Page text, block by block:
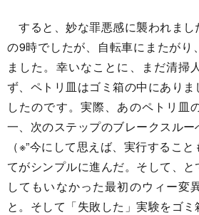
すると、妙な罪悪感に襲われまし
の9時でしたが、自転車にまたがり
ました。幸いなことに、まだ清掃
ず、ペトリ皿はゴミ箱の中にあり
したのです。実際、あのペトリ皿
一、次のステップのブレークスル
（※”今にして思えば、実行するこ
てがシンプルに進んだ。そして、
してもいなかった最初のウィー変
と。そして「失敗した」実験をゴミ